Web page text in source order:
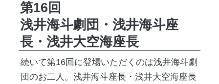
第16回
浅井海斗劇団・浅井海斗座
長・浅井大空海座長
続いて第16回に登場いただくのは浅井海斗劇
団のお二人。浅井海斗座長・浅井大空海座長